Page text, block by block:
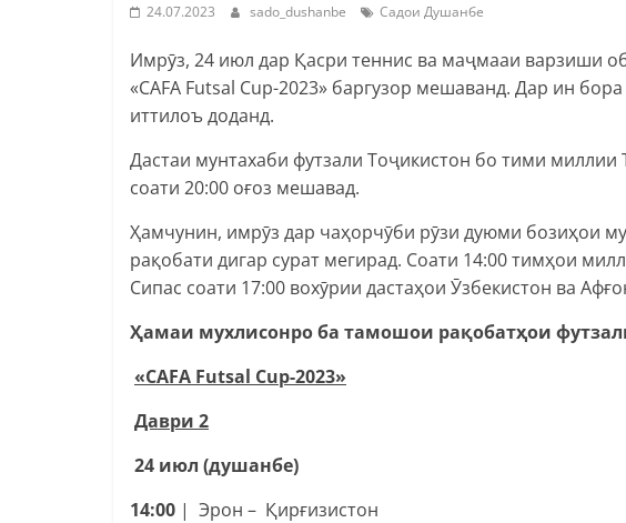
24.07.2023 sado_dushanbe Садои Душанбе
Имрӯз, 24 июл дар Қасри теннис ва маҷмааи варзиши
«CAFA Futsal Cup-2023» баргузор мешаванд. Дар ин
иттилоъ доданд.
Дастаи мунтахаби футзали Тоҷикистон бо тими
соати 20:00 оғоз мешавад.
Ҳамчунин, имрӯз дар чаҳорчӯби рӯзи дуюми бозиҳои
рақобати дигар сурат мегирад. Соати 14:00 тимҳои
Сипас соати 17:00 вохӯрии дастаҳои Ӯзбекистон ва
Ҳамаи мухлисонро ба тамошои рақобатҳои
«CAFA Futsal Cup-2023»
Даври 2
24 июл (душанбе)
14:00 | Эрон – Қирғизистон